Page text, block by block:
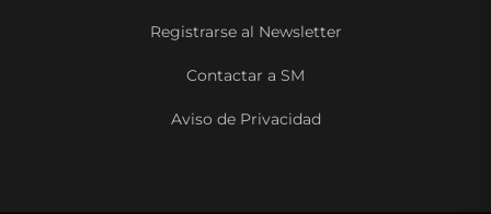
Registrarse al Newsletter
Contactar a SM
Aviso de Privacidad